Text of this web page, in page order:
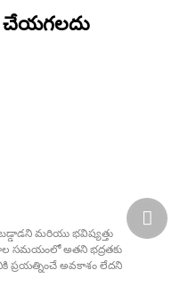
మరియు భవిష్యత్తు
సమయంలో అతని భద్రతకు
ప్రయత్నించే అవకాశం లేదని